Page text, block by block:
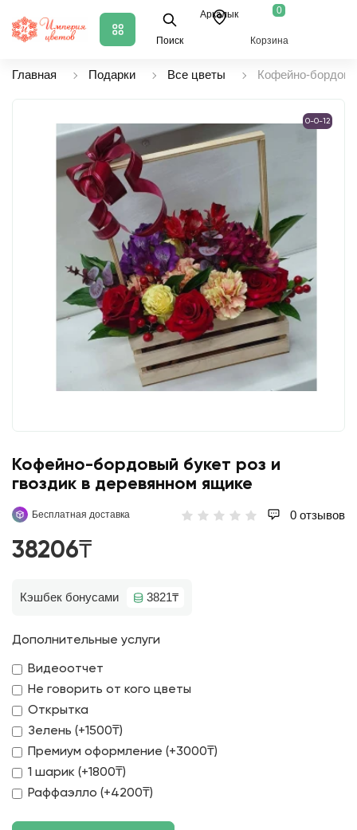
Поиск
Аркалык 0
Корзина
Главная Подарки Все цветы Кофейно-
0-0-12
Кофейно-бордовый букет роз и
гвоздик в деревянном ящике
Бесплатная доставка 0 отзывов
38206₸
Кэшбек бонусами 3821₸
Дополнительные услуги
Видеоотчет
Не говорить от кого цветы
Открытка
Зелень (+1500₸)
Премиум оформление (+3000₸)
1 шарик (+1800₸)
Раффаэлло (+4200₸)